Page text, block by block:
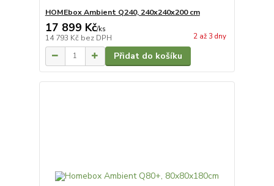
HOMEbox Ambient Q240, 240x240x200 cm
17 899 Kč/ks
14 793 Kč bez DPH 2 až 3 dny
Přidat do košíku